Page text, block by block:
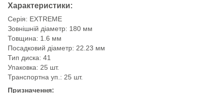
Характеристики:
Серія: EXTREME
Зовнішній діаметр: 180 мм
Товщина: 1.6 мм
Посадковий діаметр: 22.23 мм
Тип диска: 41
Упаковка: 25 шт.
Транспортна уп.: 25 шт.
Призначення: